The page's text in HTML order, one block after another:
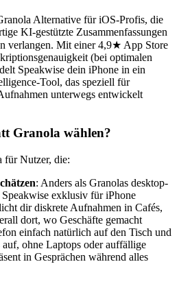
Alternative für iOS-Profis, die
KI-gestützte Zusammenfassungen
verlangen. Mit einer 4,9★ App Store
(bei optimalen
Speakwise dein iPhone in ein
Tool, das speziell für
unterwegs entwickelt
Granola wählen?
für Nutzer, die:
: Anders als Granolas desktop-
exklusiv für iPhone
dir diskrete Aufnahmen in Cafés,
dort, wo Geschäfte gemacht
einfach natürlich auf den Tisch und
ohne Laptops oder auffällige
in Gesprächen während alles